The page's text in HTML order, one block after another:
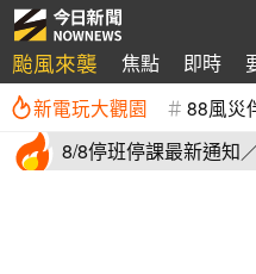
颱風來襲 焦點 即時
新電玩大觀園 88風災
8/8停班停課最新通知